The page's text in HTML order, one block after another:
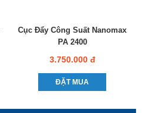
Cục Đẩy Công Suất Nanomax
PA 2400
3.750.000 đ
ĐẶT MUA